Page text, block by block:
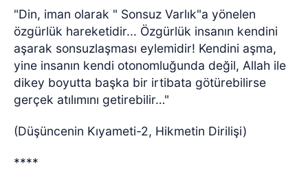
"Din, iman olarak " Sonsuz Varlık"a yönelen
özgürlük hareketidir... Özgürlük insanın kendini
aşarak sonsuzlaşması eylemidir! Kendini aşma,
yine insanın kendi otonomluğunda değil, Allah ile
dikey boyutta başka bir irtibata götürebilirse
gerçek atılımını getirebilir…"
(Düşüncenin Kıyameti-2, Hikmetin Dirilişi)
****